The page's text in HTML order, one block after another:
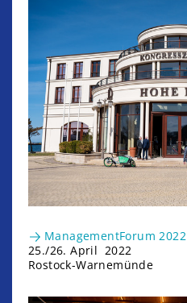
ManagementForum 2022
25./26. April 2022
Rostock-Warnemünde